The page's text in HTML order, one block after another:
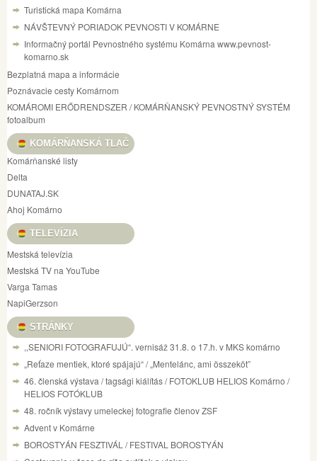
Turistická mapa Komárna
NÁVŠTEVNÝ PORIADOK PEVNOSTI V KOMÁRNE
Informačný portál Pevnostného systému Komárna www.pevnost-
komarno.sk
Bezplatná mapa a informácie
Poznávacie cesty Komárnom
KOMÁROMI ERŐDRENDSZER / KOMÁRŇANSKÝ PEVNOSTNÝ SYSTÉM
fotoalbum
KOMÁRŇANSKÁ TLAČ
Komárňanské listy
Delta
DUNATAJ.SK
Ahoj Komárno
TELEVÍZIA
Mestská televízia
Mestská TV na YouTube
Varga Tamas
NapiGerzson
STRÁNKY
,,SENIORI FOTOGRAFUJÚ“. vernisáž 31.8. o 17.h. v MKS komárno
„Reťaze mentiek, ktoré spájajú“ / „Mentelánc, ami összeköt”
46. členská výstava / tagsági kiálítás / FOTOKLUB HELIOS Komárno /
HELIOS FOTÓKLUB
48. ročník výstavy umeleckej fotografie členov ZSF
Advent v Komárne
BOROSTYÁN FESZTIVÁL / FESTIVAL BOROSTYÁN